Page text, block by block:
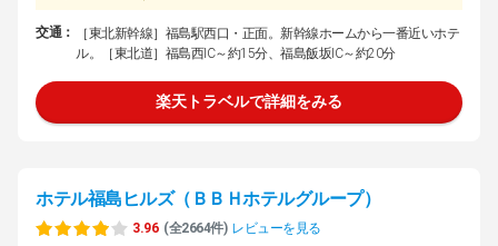
交通：
［東北新幹線］福島駅西口・正面。新幹線ホームから一番近いホテ
ル。［東北道］福島西IC～約15分、福島飯坂IC～約20分
楽天トラベルで詳細をみる
ホテル福島ヒルズ（ＢＢＨホテルグループ）
3.96 (全2664件) レビューを見る